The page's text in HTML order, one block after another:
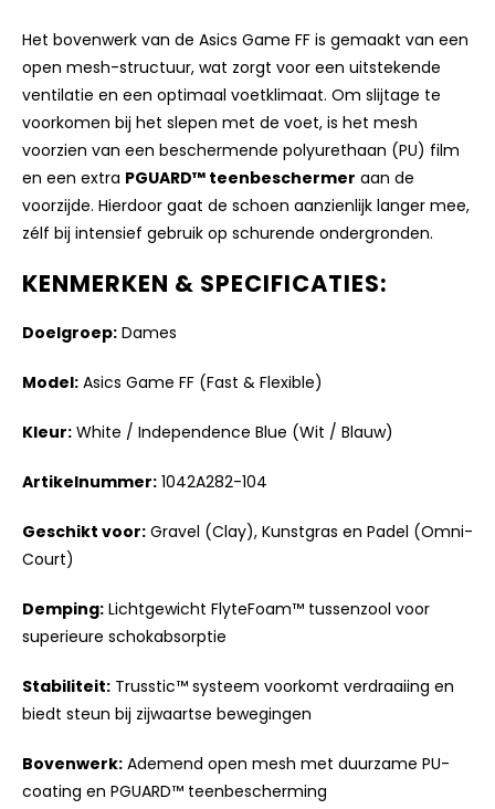
Het bovenwerk van de Asics Game FF is gemaakt van een
open mesh-structuur, wat zorgt voor een uitstekende
ventilatie en een optimaal voetklimaat. Om slijtage te
voorkomen bij het slepen met de voet, is het mesh
voorzien van een beschermende polyurethaan (PU) film
en een extra PGUARD™ teenbeschermer aan de
voorzijde. Hierdoor gaat de schoen aanzienlijk langer mee,
zélf bij intensief gebruik op schurende ondergronden.
KENMERKEN & SPECIFICATIES:
Doelgroep: Dames
Model: Asics Game FF (Fast & Flexible)
Kleur: White / Independence Blue (Wit / Blauw)
Artikelnummer: 1042A282-104
Geschikt voor: Gravel (Clay), Kunstgras en Padel (Omni-
Court)
Demping: Lichtgewicht FlyteFoam™ tussenzool voor
superieure schokabsorptie
Stabiliteit: Trusstic™ systeem voorkomt verdraaiing en
biedt steun bij zijwaartse bewegingen
Bovenwerk: Ademend open mesh met duurzame PU-
coating en PGUARD™ teenbescherming